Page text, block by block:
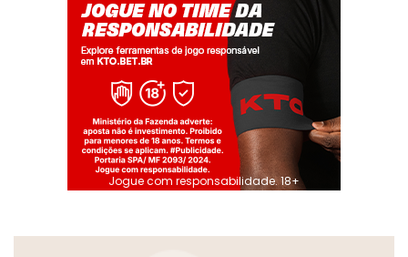
Jogue com responsabilidade. 18+